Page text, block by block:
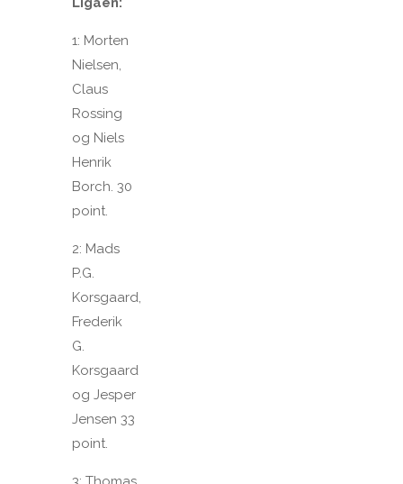
1: Morten
Nielsen,
Claus
Rossing
og Niels
Henrik
Borch. 30
point.
2: Mads
P.G.
Korsgaard,
Frederik
G.
Korsgaard
og Jesper
Jensen 33
point.